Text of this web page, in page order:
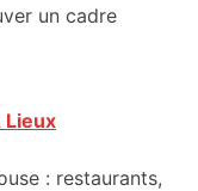
un cadre
Lieux
: restaurants,